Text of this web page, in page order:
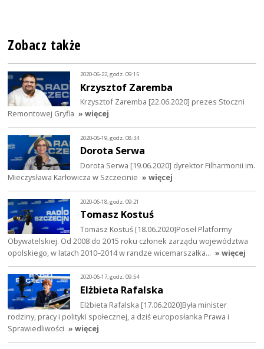
Zobacz także
2020-06-22, godz. 09:15
Krzysztof Zaremba
Krzysztof Zaremba [22.06.2020] prezes Stoczni
Remontowej Gryfia » więcej
2020-06-19, godz. 08:34
Dorota Serwa
Dorota Serwa [19.06.2020] dyrektor Filharmonii im.
Mieczysława Karłowicza w Szczecinie » więcej
2020-06-18, godz. 09:21
Tomasz Kostuś
Tomasz Kostuś [18.06.2020]Poseł Platformy
Obywatelskiej. Od 2008 do 2015 roku członek zarządu województwa
opolskiego, w latach 2010–2014 w randze wicemarszałka… » więcej
2020-06-17, godz. 09:54
Elżbieta Rafalska
Elżbieta Rafalska [17.06.2020]Była minister
rodziny, pracy i polityki społecznej, a dziś europosłanka Prawa i
Sprawiedliwości » więcej